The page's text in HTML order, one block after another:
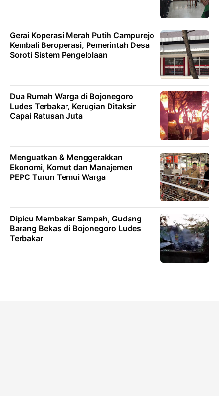
Gerai Koperasi Merah Putih Campurejo
Kembali Beroperasi, Pemerintah Desa
Soroti Sistem Pengelolaan
Dua Rumah Warga di Bojonegoro
Ludes Terbakar, Kerugian Ditaksir
Capai Ratusan Juta
Menguatkan & Menggerakkan
Ekonomi, Komut dan Manajemen
PEPC Turun Temui Warga
Dipicu Membakar Sampah, Gudang
Barang Bekas di Bojonegoro Ludes
Terbakar